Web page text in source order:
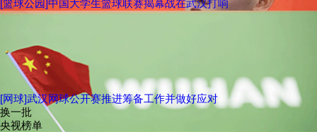
[篮球公园]中国大学生篮球联赛揭幕战在武汉打响
[网球]武汉网球公开赛推进筹备工作并做好应对
换一批
央视榜单